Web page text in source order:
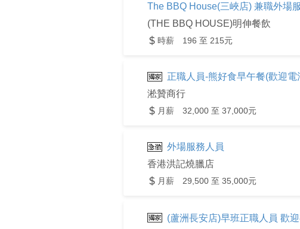
The BBQ House(三峽店) 兼職外場
(THE BBQ HOUSE)明伸餐飲
時薪 196 至 215元
正職人員-熊好食早午餐(歡迎電
淞贊商行
月薪 32,000 至 37,000元
外場服務人員
香港洪記燒臘店
月薪 29,500 至 35,000元
(蘆洲長安店)早班正職人員 歡